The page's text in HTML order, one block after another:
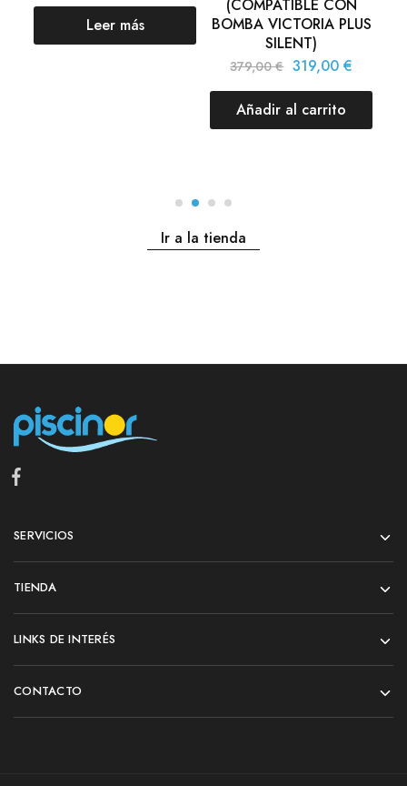
Leer más
(COMPATIBLE CON
BOMBA VICTORIA PLUS
SILENT)
379,00€ 319,00€
Añadir al carrito
Ir a la tienda
SERVICIOS
TIENDA
LINKS DE INTERÉS
CONTACTO